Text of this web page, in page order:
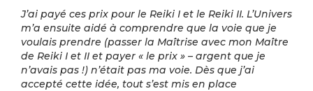
J’ai payé ces prix pour le Reiki I et le Reiki II. L’Univers
m’a ensuite aidé à comprendre que la voie que je
voulais prendre (passer la Maîtrise avec mon Maître
de Reiki I et II et payer « le prix » – argent que je
n’avais pas !) n’était pas ma voie. Dès que j’ai
accepté cette idée, tout s’est mis en place